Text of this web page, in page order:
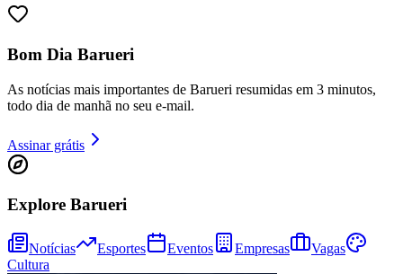
Bom Dia Barueri
As notícias mais importantes de Barueri resumidas em 3 minutos,
todo dia de manhã no seu e-mail.
Assinar grátis
Explore Barueri
Notícias Esportes Eventos Empresas
Vagas
Cultura